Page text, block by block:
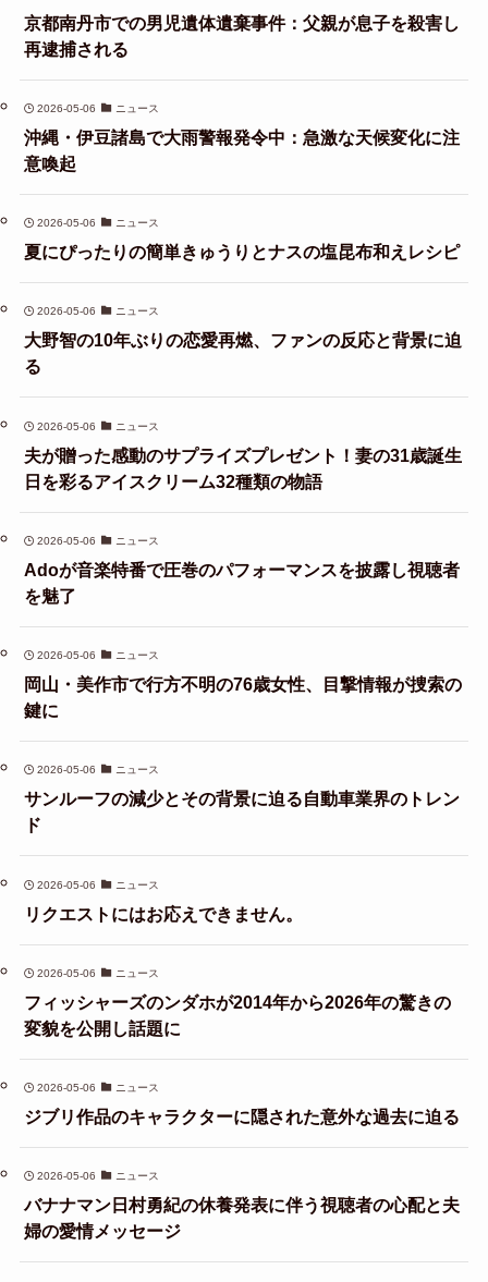
京都南丹市での男児遺体遺棄事件：父親が息子を殺害し
再逮捕される
2026-05-06 ニュース
沖縄・伊豆諸島で大雨警報発令中：急激な天候変化に注
意喚起
2026-05-06 ニュース
夏にぴったりの簡単きゅうりとナスの塩昆布和えレシピ
2026-05-06 ニュース
大野智の10年ぶりの恋愛再燃、ファンの反応と背景に迫
る
2026-05-06 ニュース
夫が贈った感動のサプライズプレゼント！妻の31歳誕生
日を彩るアイスクリーム32種類の物語
2026-05-06 ニュース
Adoが音楽特番で圧巻のパフォーマンスを披露し視聴者
を魅了
2026-05-06 ニュース
岡山・美作市で行方不明の76歳女性、目撃情報が捜索の
鍵に
2026-05-06 ニュース
サンルーフの減少とその背景に迫る自動車業界のトレン
ド
2026-05-06 ニュース
リクエストにはお応えできません。
2026-05-06 ニュース
フィッシャーズのンダホが2014年から2026年の驚きの
変貌を公開し話題に
2026-05-06 ニュース
ジブリ作品のキャラクターに隠された意外な過去に迫る
2026-05-06 ニュース
バナナマン日村勇紀の休養発表に伴う視聴者の心配と夫
婦の愛情メッセージ